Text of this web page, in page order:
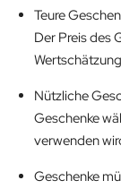
Teure
Der Preis des
Nützliche
Geschenke
verwenden
Geschenke